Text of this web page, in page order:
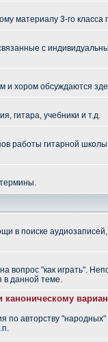
материалу 3-го класса
с
и хором обсуждаются
гитара, учебники и т.д.
работы гитарной
в поиске аудиозаписей,
вопрос "как играть".
в данной теме.
каноническому
по авторству "народных"